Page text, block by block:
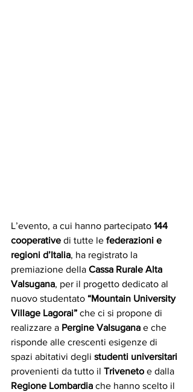
L’evento, a cui hanno partecipato 144
cooperative di tutte le federazioni e
regioni d’Italia, ha registrato la
premiazione della Cassa Rurale Alta
Valsugana, per il progetto dedicato al
nuovo studentato “Mountain University
Village Lagorai” che ci si propone di
realizzare a Pergine Valsugana e che
risponde alle crescenti esigenze di
spazi abitativi degli studenti universitari
provenienti da tutto il Triveneto e dalla
Regione Lombardia che hanno scelto il